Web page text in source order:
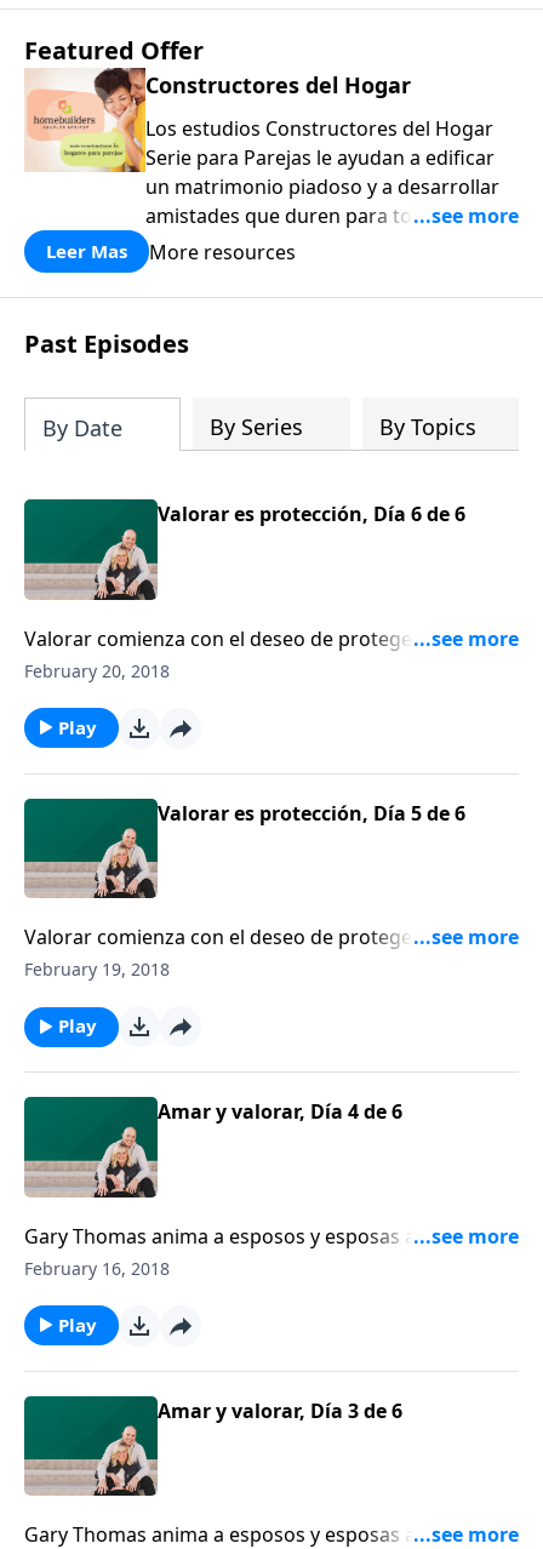
Featured Offer
Constructores del Hogar
Los estudios Constructores del Hogar
Serie para Parejas le ayudan a edificar
un matrimonio piadoso y a desarrollar
amistades que duren para toda la vida.
¡Únase a uno de los estudios de grupos
a casa los principios de la Palabra de
Dios para compartirlos con su familia,
su iglesia y su comunidad!
Leer Mas More resources
Past Episodes
By Date By Series By Topics
Valorar es protección, Día 6 de 6
Valorar comienza con el deseo de proteger a su
cónyuge emocional, física y espiritualmente.
February 20, 2018
Play
Valorar es protección, Día 5 de 6
Valorar comienza con el deseo de proteger a su
cónyuge emocional, física y espiritualmente.
February 19, 2018
Play
Amar y valorar, Día 4 de 6
Gary Thomas anima a esposos y esposas a valorar a
sus cónyuges por medio de celebrar el hecho de que
como su único amor y debe tener cuidado de no
comparar.
February 16, 2018
Play
Amar y valorar, Día 3 de 6
Gary Thomas anima a esposos y esposas a valorar a